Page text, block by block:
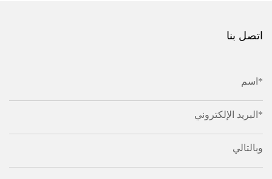
اتصل بنا
اسم*
البريد الإلكتروني*
وبالتالي